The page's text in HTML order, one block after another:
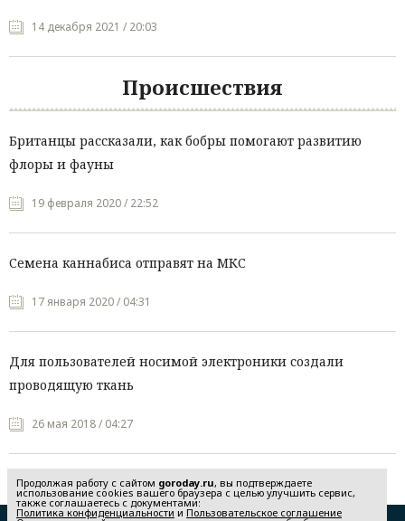
14 декабря 2021 / 20:03
Происшествия
Британцы рассказали, как бобры помогают развитию
флоры и фауны
19 февраля 2020 / 22:52
Семена каннабиса отправят на МКС
17 января 2020 / 04:31
Для пользователей носимой электроники создали
проводящую ткань
26 мая 2018 / 04:27
Продолжая работу с сайтом goroday.ru, вы подтверждаете
использование cookies вашего браузера с целью улучшить сервис,
также соглашаетесь с документами:
Политика конфиденциальности и Пользовательское соглашение